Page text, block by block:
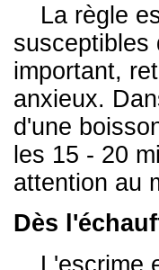
La règle
susceptibles
important,
anxieux.
d'une
les 15 - 20
attention au
Dès
L'escrime